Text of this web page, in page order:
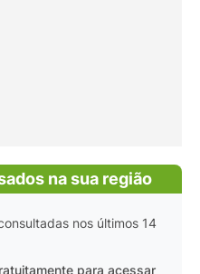
na sua região
nos últimos 14
para acessar